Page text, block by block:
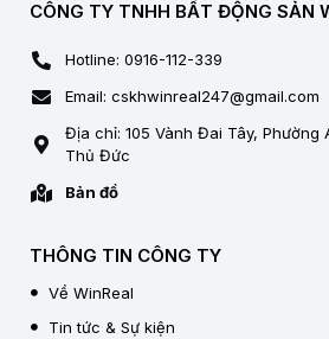
CÔNG TY TNHH BẤT ĐỘNG SẢN
Hotline: 0916-112-339
Email: cskhwinreal247@gmail.com
Địa chỉ: 105 Vành Đai Tây, Phường
Thủ Đức
Bản đồ
THÔNG TIN CÔNG TY
Về WinReal
Tin tức & Sự kiện